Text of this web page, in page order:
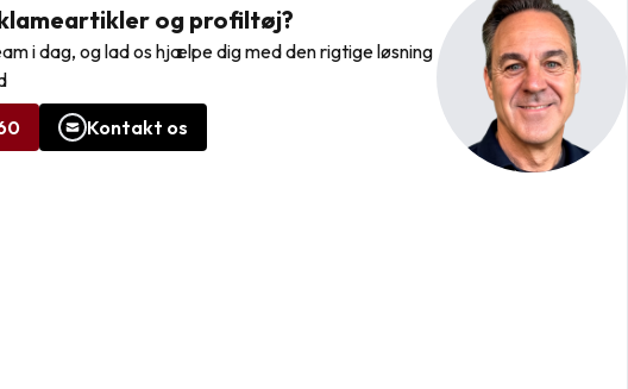
og profiltøj?
i dag, og lad os hjælpe dig med den rigtige løsning
Kontakt os